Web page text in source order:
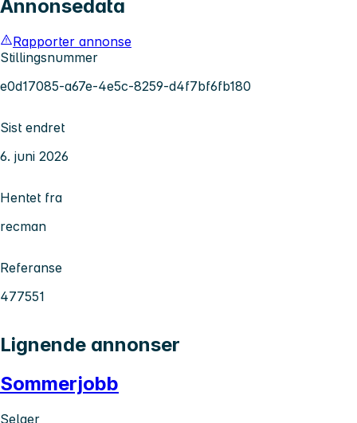
Annonsedata
Rapporter annonse
Stillingsnummer
e0d17085-a67e-4e5c-8259-d4f7bf6fb180
Sist endret
6. juni 2026
Hentet fra
recman
Referanse
477551
Lignende annonser
Sommerjobb
Selger